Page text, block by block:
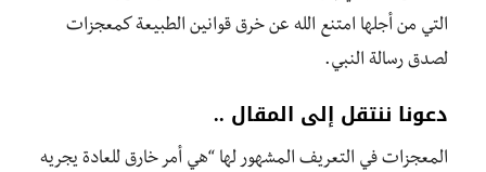
التي من أجلها امتنع الله عن خرق قوانين الطبيعة كمعجزات
لصدق رسالة النبي.
دعونا ننتقل إلى المقال ..
المعجزات في التعريف المشهور لها “هي أمر خارق للعادة يجريه